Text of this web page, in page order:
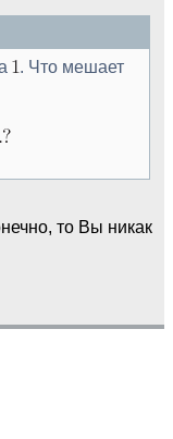
. Что мешает
то Вы никак